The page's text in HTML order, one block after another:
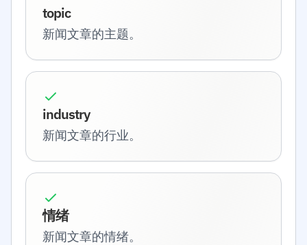
topic
新闻文章的主题。
industry
新闻文章的行业。
情绪
新闻文章的情绪。